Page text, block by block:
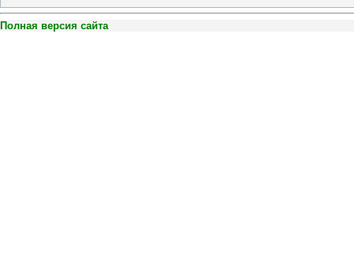
Полная версия сайта